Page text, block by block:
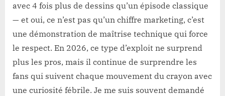
avec 4 fois plus de dessins qu’un épisode classique
— et oui, ce n’est pas qu’un chiffre marketing, c’est
une démonstration de maîtrise technique qui force
le respect. En 2026, ce type d’exploit ne surprend
plus les pros, mais il continue de surprendre les
fans qui suivent chaque mouvement du crayon avec
une curiosité fébrile. Je me suis souvent demandé